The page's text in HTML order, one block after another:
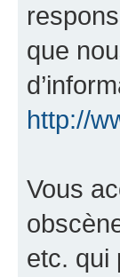
que
http://
Vous
etc. qui